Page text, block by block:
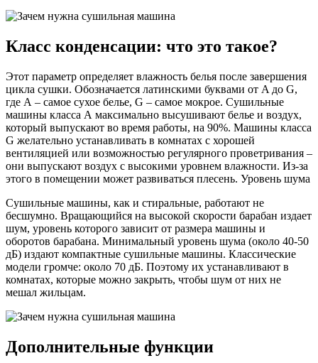
Класс конденсации: что это такое?
Этот параметр определяет влажность белья после завершения
цикла сушки. Обозначается латинскими буквами от A до G,
где А – самое сухое белье, G – самое мокрое. Сушильные
машины класса А максимально высушивают белье и воздух,
который выпускают во время работы, на 90%. Машины класса
G желательно устанавливать в комнатах с хорошей
вентиляцией или возможностью регулярного проветривания –
они выпускают воздух с высокими уровнем влажности. Из-за
этого в помещении может развиваться плесень. Уровень шума
Сушильные машины, как и стиральные, работают не
бесшумно. Вращающийся на высокой скорости барабан издает
шум, уровень которого зависит от размера машины и
оборотов барабана. Минимальный уровень шума (около 40-50
дБ) издают компактные сушильные машины. Классические
модели громче: около 70 дБ. Поэтому их устанавливают в
комнатах, которые можно закрыть, чтобы шум от них не
мешал жильцам.
Дополнительные функции